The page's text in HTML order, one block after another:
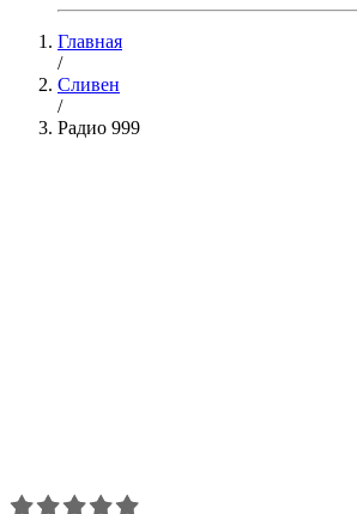
Главная
/
Сливен
/
Радио 999